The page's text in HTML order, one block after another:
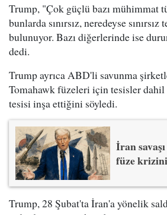
Trump, "Çok güçlü bazı mühimmat
bunlarda sınırsız, neredeyse
bulunuyor. Bazı diğerlerinde ise
dedi.
Trump ayrıca ABD'li savunma
Tomahawk füzeleri için tesisler
tesisi inşa ettiğini söyledi.
İran
füze
Trump, 28 Şubat'ta İran'a yönelik